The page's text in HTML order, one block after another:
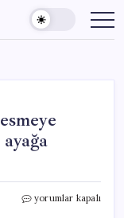
Eline
yorumlar kapalı